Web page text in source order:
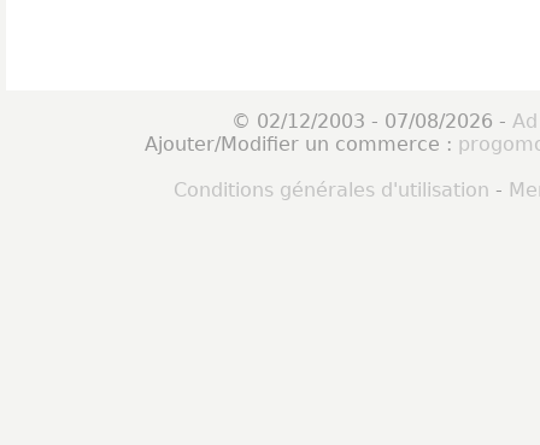
© 02/12/2003 - 07/08/2026 -
Ajouter/Modifier un commerce :
Conditions générales d'utilisation -